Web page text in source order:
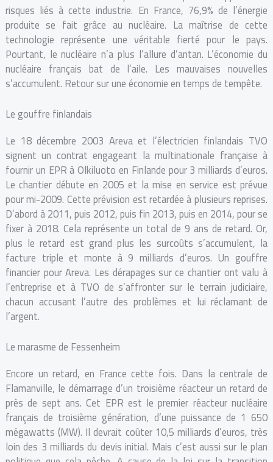
risques liés à cette industrie. En France, 76,9% de l’énergie
produite se fait grâce au nucléaire. La maîtrise de cette
technologie représente une véritable fierté pour le pays.
Pourtant, le nucléaire n’a plus l’allure d’antan. L’économie du
nucléaire français bat de l’aile. Les mauvaises nouvelles
s’accumulent. Retour sur une économie en temps de tempête.
Le gouffre finlandais
Le 18 décembre 2003 Areva et l’électricien finlandais TVO
signent un contrat engageant la multinationale française à
fournir un EPR à Olkiluoto en Finlande pour 3 milliards d’euros.
Le chantier débute en 2005 et la mise en service est prévue
pour mi-2009. Cette prévision est retardée à plusieurs reprises.
D’abord à 2011, puis 2012, puis fin 2013, puis en 2014, pour se
fixer à 2018. Cela représente un total de 9 ans de retard. Or,
plus le retard est grand plus les surcoûts s’accumulent, la
facture triple et monte à 9 milliards d’euros. Un gouffre
financier pour Areva. Les dérapages sur ce chantier ont valu à
l’entreprise et à TVO de s’affronter sur le terrain judiciaire,
chacun accusant l’autre des problèmes et lui réclamant de
l’argent.
Le marasme de Fessenheim
Encore un retard, en France cette fois. Dans la centrale de
Flamanville, le démarrage d’un troisième réacteur un retard de
près de sept ans. Cet EPR est le premier réacteur nucléaire
français de troisième génération, d’une puissance de 1 650
mégawatts (MW). Il devrait coûter 10,5 milliards d’euros, très
loin des 3 milliards du devis initial. Mais c’est aussi sur le plan